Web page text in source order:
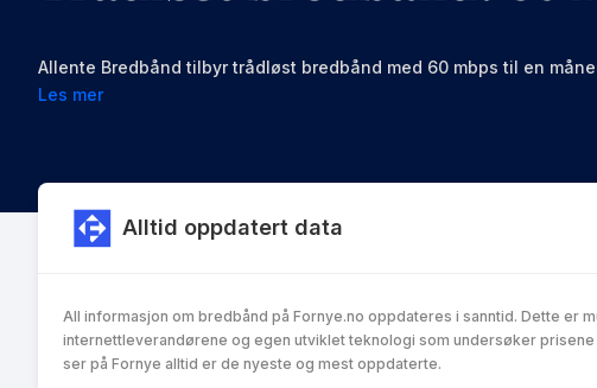
Allente Bredbånd tilbyr trådløst bredbånd med 60 mbps til en
Les mer
Alltid oppdatert data
All informasjon om bredbånd på Fornye.no oppdateres i sanntid. Dette er
internettleverandørene og egen utviklet teknologi som undersøker
ser på Fornye alltid er de nyeste og mest oppdaterte.